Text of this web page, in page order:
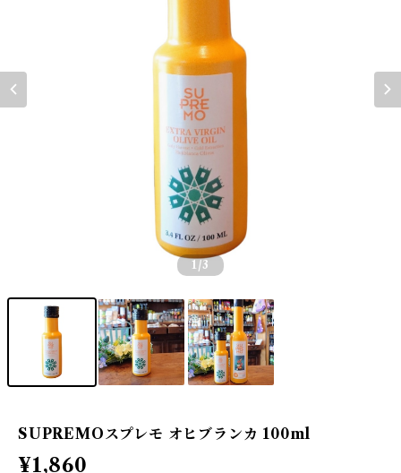
1 /3
SUPREMOスプレモ オヒブランカ 100ml
¥1,860